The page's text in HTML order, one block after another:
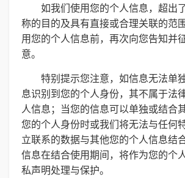
如我们使用您的个人信息，超出
称的目的及具有直接或合理关联的范
用您的个人信息前，再次向您告知并
意。
特别提示您注意，如信息无法单
息识别到您的个人身份，其不属于法
人信息；当您的信息可以单独或结合
您的个人身份时或我们将无法与任何
立联系的数据与其他您的个人信息结
信息在结合使用期间，将作为您的个
私声明处理与保护。